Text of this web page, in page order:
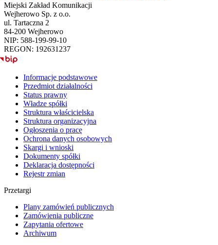
Miejski Zakład Komunikacji
Wejherowo Sp. z o.o.
ul. Tartaczna 2
84-200 Wejherowo
NIP: 588-199-99-10
REGON: 192631237
Informacje podstawowe
Przedmiot działalności
Status prawny
Władze spółki
Struktura właścicielska
Struktura organizacyjna
Ogłoszenia o pracę
Ochrona danych osobowych
Skargi i wnioski
Dokumenty spółki
Deklaracja dostępności
Rejestr zmian
Przetargi
Plany zamówień publicznych
Zamówienia publiczne
Zapytania ofertowe
Archiwum